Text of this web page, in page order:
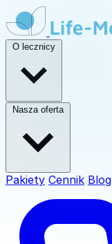
O lecznicy
Nasza oferta
Pakiety Cennik Blog